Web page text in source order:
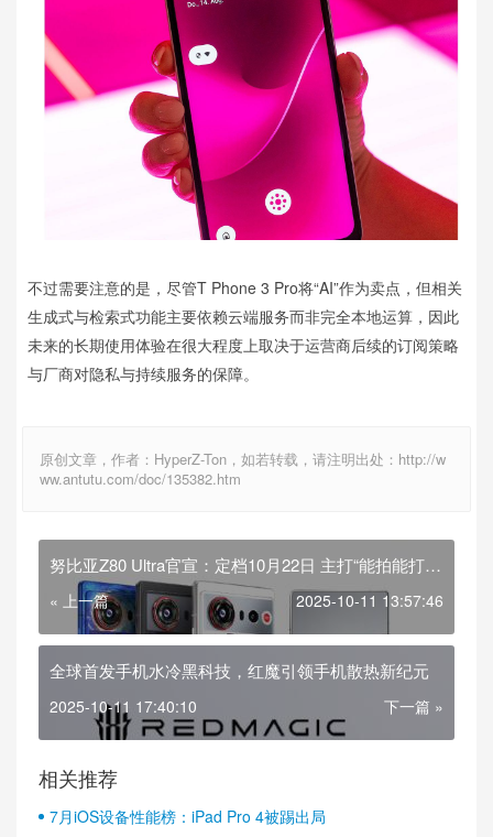
不过需要注意的是，尽管T Phone 3 Pro将“AI”作为卖点，但相关
生成式与检索式功能主要依赖云端服务而非完全本地运算，因此
未来的长期使用体验在很大程度上取决于运营商后续的订阅策略
与厂商对隐私与持续服务的保障。
原创文章，作者：HyperZ-Ton，如若转载，请注明出处：http://w
ww.antutu.com/doc/135382.htm
努比亚Z80 Ultra官宣：定档10月22日 主打“能拍能打”
的真全面屏旗舰
« 上一篇 2025-10-11 13:57:46
全球首发手机水冷黑科技，红魔引领手机散热新纪元
2025-10-11 17:40:10 下一篇 »
相关推荐
7月iOS设备性能榜：iPad Pro 4被踢出局